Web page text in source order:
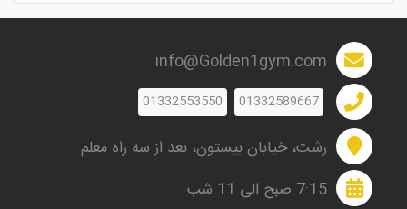
info@Golden1gym.com
01332589667
01332553550
رشت، خیابان بیستون، بعد از سه راه معلم
7:15 صبح الی 11 شب